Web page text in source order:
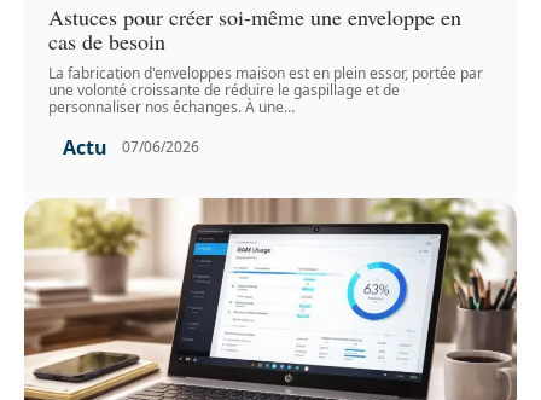
Astuces pour créer soi-même une enveloppe en
cas de besoin
La fabrication d'enveloppes maison est en plein essor, portée par
une volonté croissante de réduire le gaspillage et de
personnaliser nos échanges. À une…
Actu 07/06/2026